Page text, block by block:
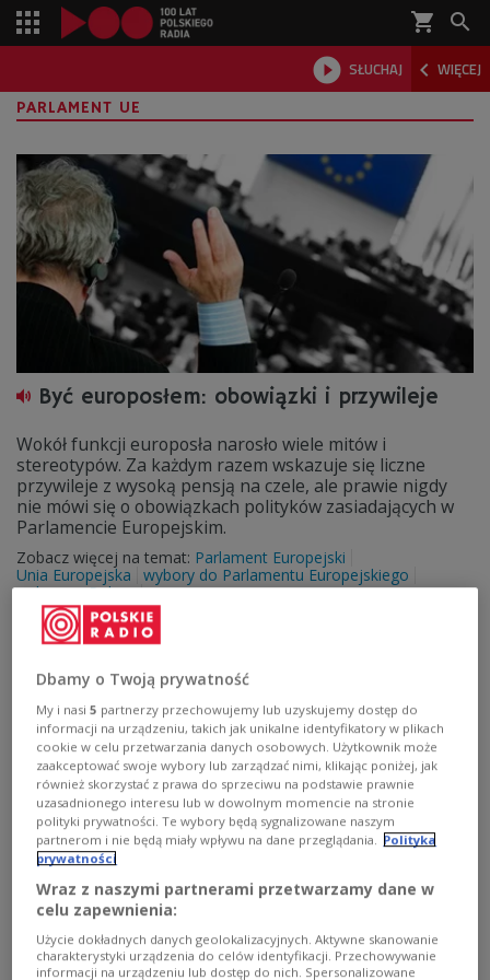
shopping_cart 
 SŁUCHAJ  WIĘCEJ

PARLAMENT UE
Być europosłem: obowiązki i przywileje
Wokół funkcji europosła narosło wiele mitów i
stereotypów. Za każdym razem wskazuje się liczne
przywileje z wysoką pensją na czele, ale prawie nigdy
nie mówi się o obowiązkach polityków zasiadających w
Parlamencie Europejskim.
Zobacz więcej na temat: Parlament Europejski
Unia Europejska
wybory do Parlamentu Europejskiego
wybory w Polsce
Parlament Europejski wydaje krocie na
pensje urzędników
Prawie 193 mln euro na wynagrodzenia i zwroty
kosztów dla europosłów; blisko 620 mln euro na pensje
Dbamy o Twoją prywatność
My i nasi5 partnerzy przechowujemy lub uzyskujemy dostęp do
informacji na urządzeniu, takich jak unikalne identyfikatory w plikach
cookie w celu przetwarzania danych osobowych. Użytkownik może
zaakceptować swoje wybory lub zarządzać nimi, klikając poniżej, jak
również skorzystać z prawa do sprzeciwu na podstawie prawnie
uzasadnionego interesu lub w dowolnym momencie na stronie
polityki prywatności. Te wybory będą sygnalizowane naszym
partnerom i nie będą miały wpływu na dane przeglądania. Polityka
prywatności
Wraz z naszymi partnerami przetwarzamy dane w
celu zapewnienia:
Użycie dokładnych danych geolokalizacyjnych. Aktywne skanowanie
charakterystyki urządzenia do celów identyfikacji. Przechowywanie
informacji na urządzeniu lub dostęp do nich. Spersonalizowane